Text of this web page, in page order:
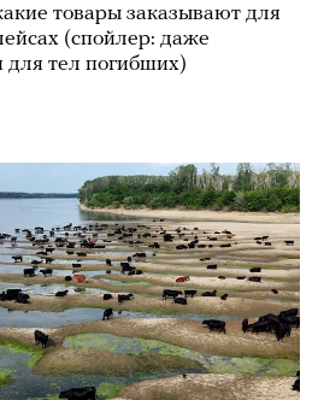
товары заказывают для
(спойлер: даже
тел погибших)